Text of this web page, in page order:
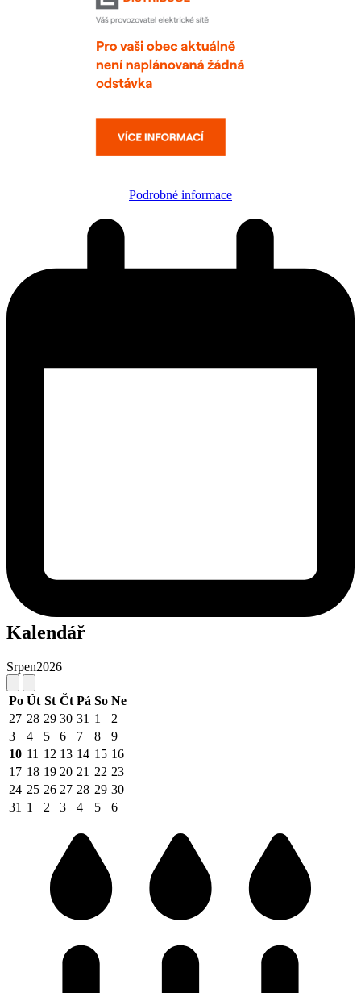
Podrobné informace
Kalendář
Srpen2026
Po Út St Čt Pá So Ne
27 28 29 30 31 1
2
3
4 5 6 7 8
9
10 11 12 13 14 15 16
17 18 19 20 21 22 23
24 25 26 27 28 29 30
31 1 2 3 4 5 6